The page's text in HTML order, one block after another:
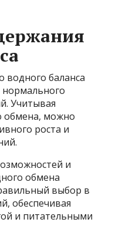
баланса
Учитывая
обмена, можно
роста и
и
обмена
выбор в
обеспечивая
и питательными